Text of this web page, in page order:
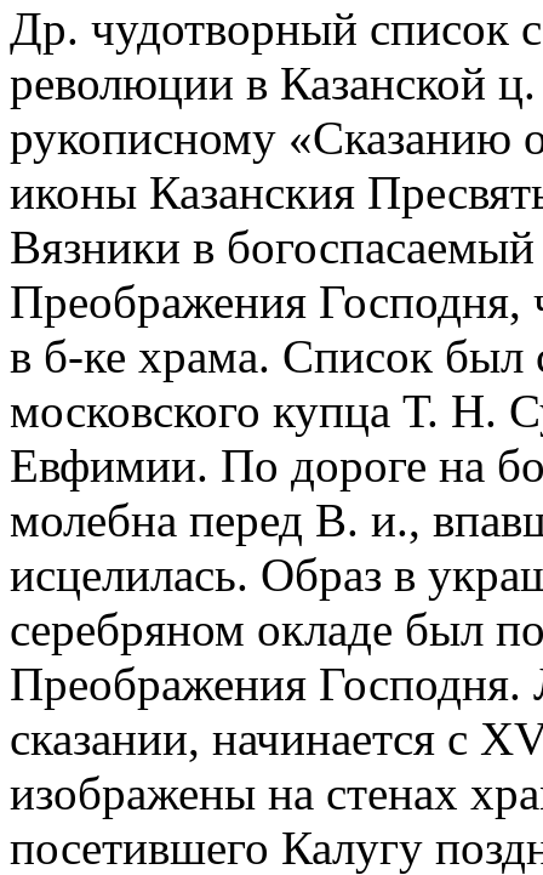
Др. чудотворный список
революции в Казанской
рукописному «Сказанию
иконы Казанския
Вязники в
Преображения
в б-ке храма. Список был
московского купца Т. Н.
Евфимии. По дороге на
молебна перед В. и.,
исцелилась. Образ в
серебряном окладе был
Преображения Господня.
сказании, начинается с
изображены на стенах
посетившего Калугу